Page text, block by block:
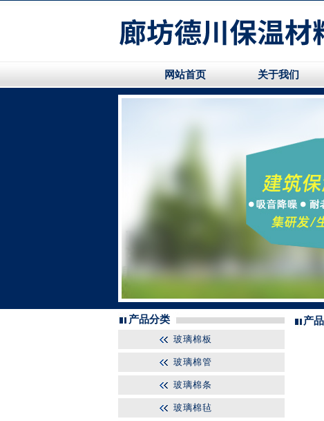
网站首页 关于我们
产品分类
玻璃棉板
玻璃棉管
玻璃棉条
玻璃棉毡
产